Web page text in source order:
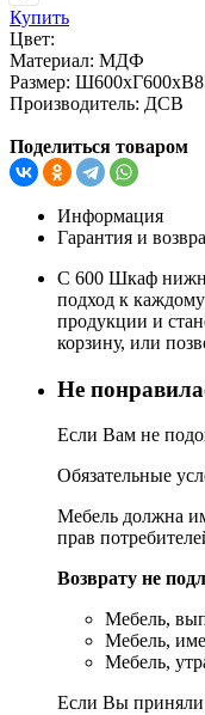
Купить
Цвет:
Материал: МДФ
Размер:
Производитель: ДСВ
Поделиться товаром
Информация
Гарантия и
С 600 Шкаф
подход к
продукции и
корзину, или
Не
Если Вам не
Обязательные
Мебель должна
прав
Возврату не
Мебель,
Мебель,
Мебель,
Если Вы приняли